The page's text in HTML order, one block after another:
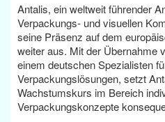
Antalis, ein weltweit führender
Verpackungs- und visuellen
seine Präsenz auf dem
weiter aus. Mit der Übernahme
einem deutschen Spezialisten
Verpackungslösungen, setzt
Wachstumskurs im Bereich
Verpackungskonzepte